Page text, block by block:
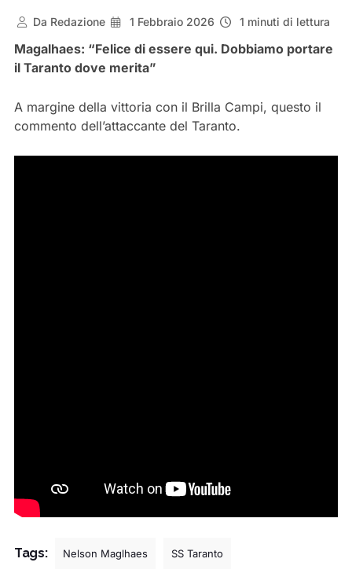
Da Redazione 1 Febbraio 2026 1 minuti di lettura
Magalhaes: “Felice di essere qui. Dobbiamo portare
il Taranto dove merita”
A margine della vittoria con il Brilla Campi, questo il
commento dell’attaccante del Taranto.
Tags: Nelson Maglhaes SS Taranto